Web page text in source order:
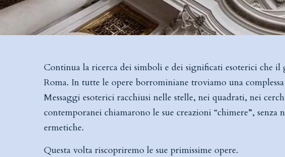
Continua la ricerca dei simboli e dei significati esoterici che
Roma. In tutte le opere borrominiane troviamo una
Messaggi esoterici racchiusi nelle stelle, nei quadrati, nei
contemporanei chiamarono le sue creazioni “chimere”, senza
ermetiche.
Questa volta riscopriremo le sue primissime opere.